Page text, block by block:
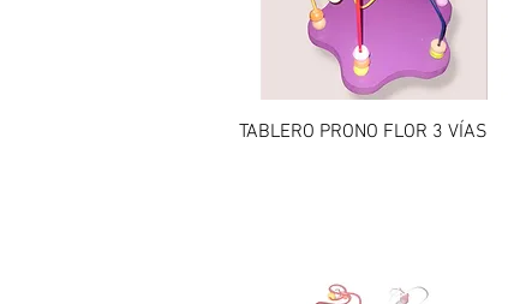
Vista rápida
TABLERO PRONO FLOR 3 VÍAS